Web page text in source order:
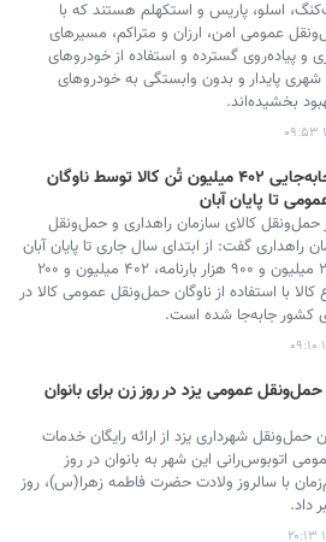
اسلو، پاریس و استکهلم هستند که با
عمومی امن، ارزان و متراکم، مسیرهای
و پیاده‌روی گسترده و استفاده از خودروهای
شهری پایدار و بدون وابستگی به خودروهای
بخشیده‌اند.
جابه‌جایی ۴۰۲ میلیون تُن کالا توسط ناوگان
تا پایان آبان
حمل‌ونقل کالای سازمان راهداری و حمل‌ونقل
راهداری گفت: از ابتدای سال جاری تا پایان آبان‌
و با صدور ۲۵ میلیون و ۹۰۰ هزار بارنامه، ۴۰۲ میلیون و ۲۰۰
کالا با استفاده از ناوگان حمل‌ونقل عمومی کالا در
کشور جابه‌جا شده است.
حمل‌ونقل عمومی یزد در روز زن برای بانوان
حمل‌ونقل شهرداری یزد از ارائه رایگان خدمات
اتوبوس‌رانی این شهر به بانوان در روز
با سالروز ولادت حضرت فاطمه زهرا(س)، روز
داد.